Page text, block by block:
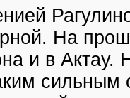
На
и в Актау.
сильным